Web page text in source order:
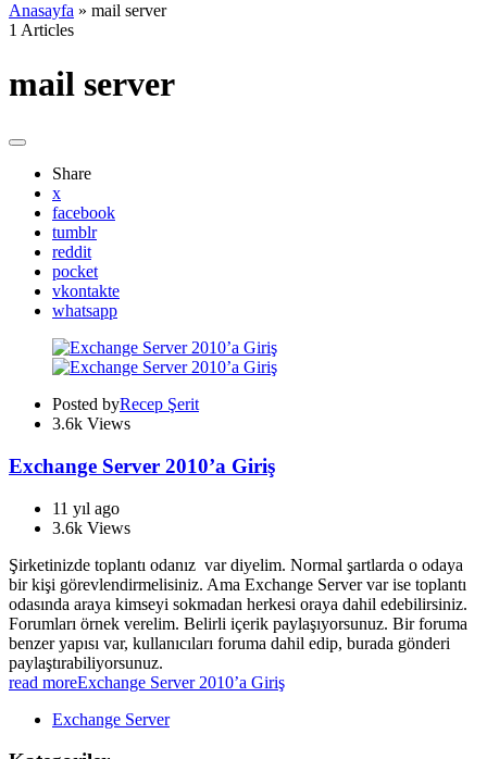
Anasayfa » mail server
1 Articles
mail server
Share
x
facebook
tumblr
reddit
pocket
vkontakte
whatsapp
Posted byRecep Şerit
3.6k Views
Exchange Server 2010’a Giriş
11 yıl ago
3.6k Views
Şirketinizde toplantı odanız var diyelim. Normal şartlarda o odaya
bir kişi görevlendirmelisiniz. Ama Exchange Server var ise toplantı
odasında araya kimseyi sokmadan herkesi oraya dahil edebilirsiniz.
Forumları örnek verelim. Belirli içerik paylaşıyorsunuz. Bir foruma
benzer yapısı var, kullanıcıları foruma dahil edip, burada gönderi
paylaştırabiliyorsunuz.
read moreExchange Server 2010’a Giriş
Exchange Server